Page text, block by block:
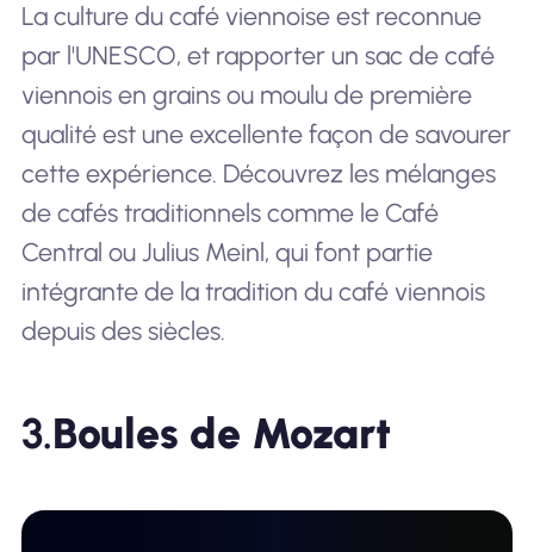
La culture du café viennoise est reconnue
par l'UNESCO, et rapporter un sac de café
viennois en grains ou moulu de première
qualité est une excellente façon de savourer
cette expérience. Découvrez les mélanges
de cafés traditionnels comme le Café
Central ou Julius Meinl, qui font partie
intégrante de la tradition du café viennois
depuis des siècles.
3.Boules de Mozart